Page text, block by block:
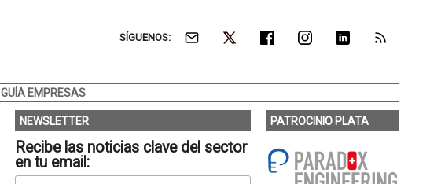
SÍGUENOS:
GUÍA EMPRESAS
NEWSLETTER
Recibe las noticias clave del sector
en tu email:
PATROCINIO PLATA